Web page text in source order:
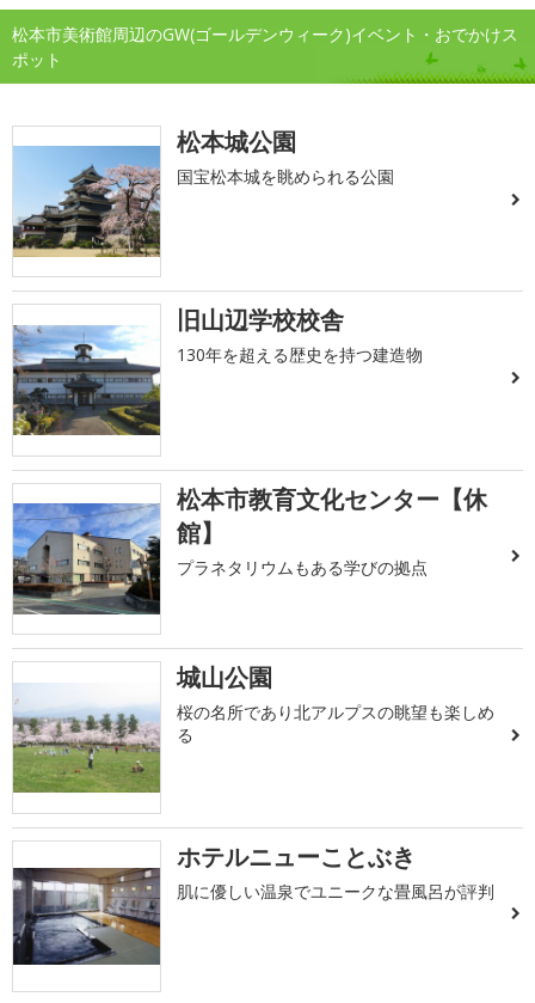
松本市美術館周辺のGW(ゴールデンウィーク)イベント・おでかけス
ポット
松本城公園
国宝松本城を眺められる公園
旧山辺学校校舎
130年を超える歴史を持つ建造物
松本市教育文化センター【休
館】
プラネタリウムもある学びの拠点
城山公園
桜の名所であり北アルプスの眺望も楽しめ
る
ホテルニューことぶき
肌に優しい温泉でユニークな畳風呂が評判